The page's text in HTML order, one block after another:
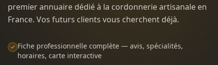
premier annuaire dédié à la cordonnerie artisanale en
France. Vos futurs clients vous cherchent déjà.
Fiche professionnelle complète — avis, spécialités,
horaires, carte interactive